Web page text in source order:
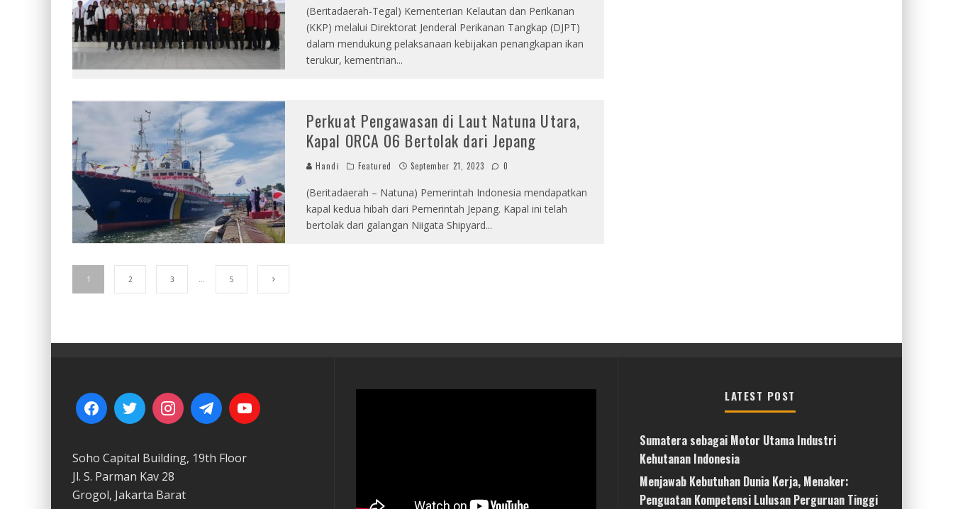
(Beritadaerah-Tegal) Kementerian Kelautan dan Perikanan
(KKP) melalui Direktorat Jenderal Perikanan Tangkap (DJPT)
dalam mendukung pelaksanaan kebijakan penangkapan ikan
terukur, kementrian...
Perkuat Pengawasan di Laut Natuna Utara,
Kapal ORCA 06 Bertolak dari Jepang
Handi Featured September 21, 2023 0
(Beritadaerah – Natuna) Pemerintah Indonesia mendapatkan
kapal kedua hibah dari Pemerintah Jepang. Kapal ini telah
bertolak dari galangan Niigata Shipyard...
1 2 3 … 5
Soho Capital Building, 19th Floor
Jl. S. Parman Kav 28
Grogol, Jakarta Barat
LATEST POST
Sumatera sebagai Motor Utama Industri
Kehutanan Indonesia
Menjawab Kebutuhan Dunia Kerja, Menaker:
Penguatan Kompetensi Lulusan Perguruan Tinggi